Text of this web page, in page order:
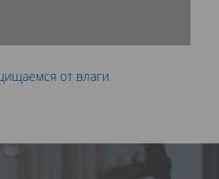
от влаги